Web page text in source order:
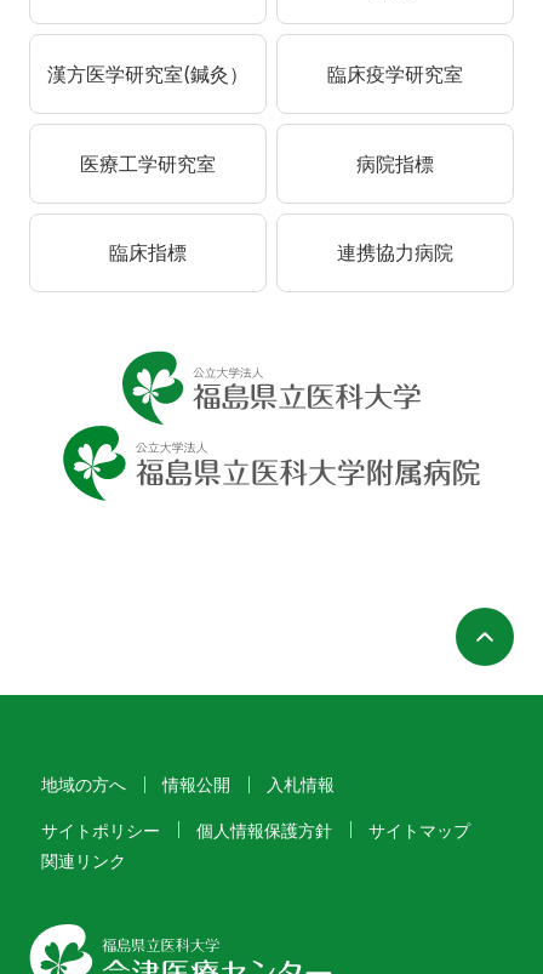
漢方医学研究室(鍼灸） 臨床疫学研究室
医療工学研究室 病院指標
臨床指標 連携協力病院
地域の方へ 情報公開 入札情報
サイトポリシー 個人情報保護方針
サイトマップ
関連リンク